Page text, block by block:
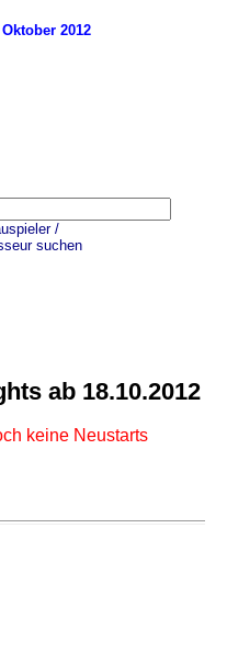
Oktober 2012
/
suchen
ab 18.10.2012
keine Neustarts